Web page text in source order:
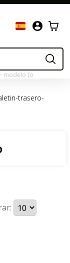
modelo (o
trasero-